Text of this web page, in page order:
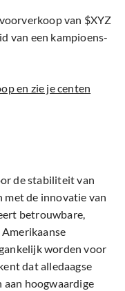
van $XYZ
van een kampioens-
en zie je centen
de stabiliteit van
de innovatie van
betrouwbare,
worden voor
dat alledaagse
aan hoogwaardige